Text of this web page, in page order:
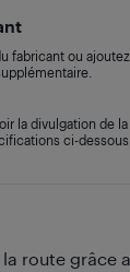
route grâce
fabricant ou
la divulgation de
ci-dessous.